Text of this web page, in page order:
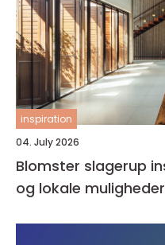
inspiration
04. July 2026
Blomster slagerup inspiration, anledninger
og lokale muligheder